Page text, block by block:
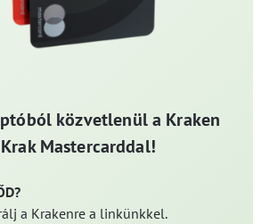
közvetlenül a Kraken
Krak Mastercarddal!
a Krakenre a linkünkkel.